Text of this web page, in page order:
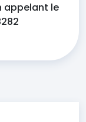
appelant le